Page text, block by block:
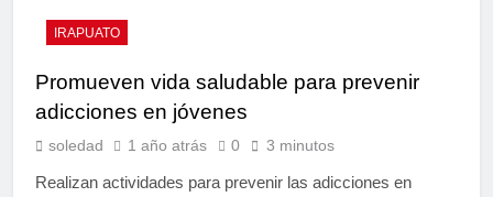
IRAPUATO
Promueven vida saludable para prevenir
adicciones en jóvenes
soledad 1 año atrás 0 3 minutos
Realizan actividades para prevenir las adicciones en